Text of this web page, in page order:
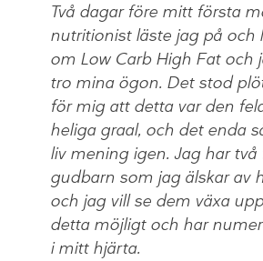
Två dagar före mitt första
nutritionist läste jag på och
om Low Carb High Fat och
tro mina ögon. Det stod
för mig att detta var den
heliga graal, och det enda
liv mening igen. Jag har två
gudbarn som jag älskar av
och jag vill se dem växa
detta möjligt och har
i mitt hjärta.